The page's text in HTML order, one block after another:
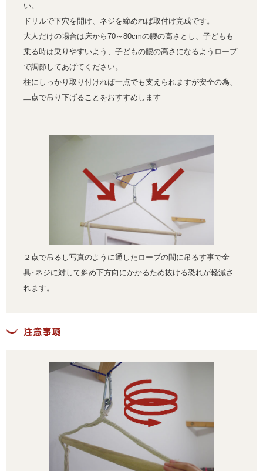
い。
ドリルで下穴を開け、ネジを締めれば取付け完成です。
大人だけの場合は床から70～80cmの腰の高さとし、子どもも
乗る時は乗りやすいよう、子どもの腰の高さになるようロープ
で調節してあげてください。
柱にしっかり取り付ければ一点でも支えられますが安全の為、
二点で吊り下げることをおすすめします
２点で吊るし写真のように通したロープの間に吊るす事で金
具･ネジに対して斜め下方向にかかるため抜ける恐れが軽減さ
れます。
注意事項